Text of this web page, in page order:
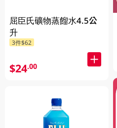
屈臣氏礦物蒸餾水4.5公
升
3件$62
$24.00